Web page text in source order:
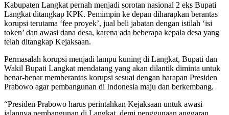
Kabupaten Langkat pernah menjadi sorotan nasional 2 eks Bupati
Langkat ditangkap KPK. Pemimpin ke depan diharapkan berantas
korupsi terutama ‘fee proyek’, jual beli jabatan dengan istilah ‘isi
token’ dan awasi dana desa, karena ada beberapa kepala desa yang
telah ditangkap Kejaksaan.
Permasalah korupsi menjadi lampu kuning di Langkat, Bupati dan
Wakil Bupati Langkat mendatang yang akan dilantik diminta untuk
benar-benar memberantas korupsi sesuai dengan harapan Presiden
Prabowo agar pembangunan di Indonesia maju dan berkembang.
“Presiden Prabowo harus perintahkan Kejaksaan untuk awasi